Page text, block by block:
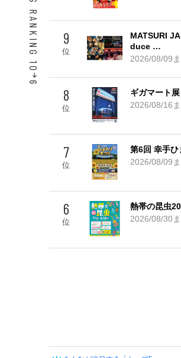
6
9
位
MATSURI
duce …
2026/08/09
8
位
ギガマート展
2026/08/16
7
位
第6回 幸手ひ
2026/08/09
6
位
熱帯の昆虫
2026/08/30